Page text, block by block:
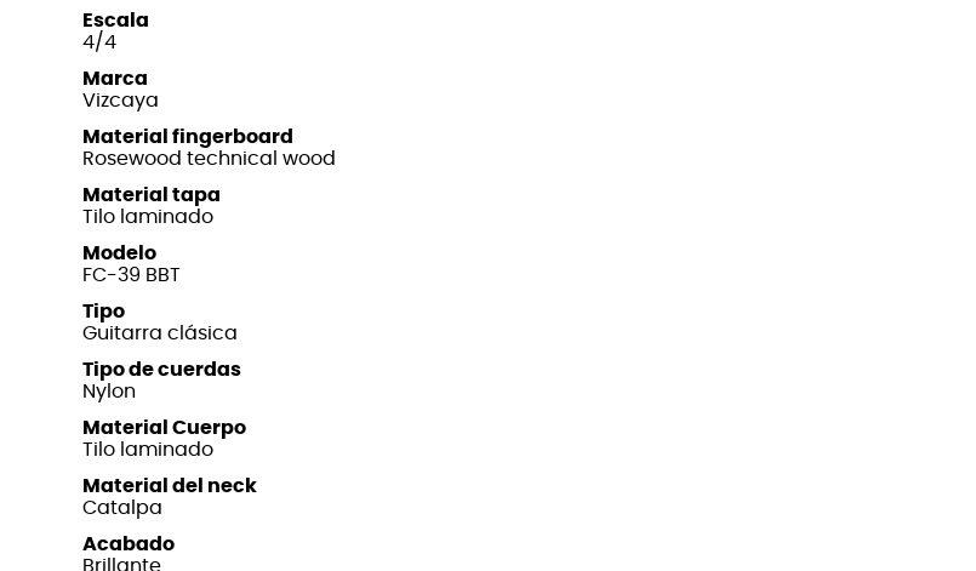
Escala
4/4
Marca
Vizcaya
Material fingerboard
Rosewood technical wood
Material tapa
Tilo laminado
Modelo
FC-39 BBT
Tipo
Guitarra clásica
Tipo de cuerdas
Nylon
Material Cuerpo
Tilo laminado
Material del neck
Catalpa
Acabado
Brillante